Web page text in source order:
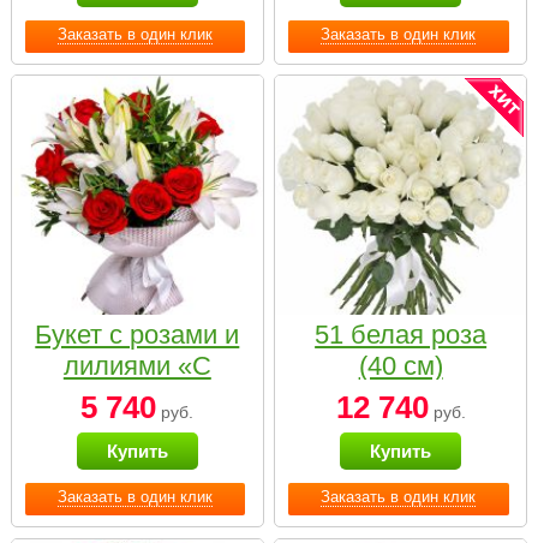
Заказать в один клик Заказать в один клик
Заказать в один клик
Букет с розами и
лилиями «С
наилучшими
пожеланиями»
5 740 руб.
Купить
Заказать в один клик
51 белая роза
(40 см)
12 740руб.
Купить